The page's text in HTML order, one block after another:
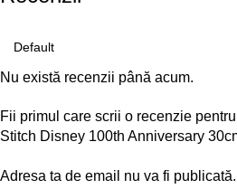
Nu există recenzii până acum.
Fii primul care scrii o recenzie
Stitch Disney 100th Anniversary
Adresa ta de email nu va fi publicată.